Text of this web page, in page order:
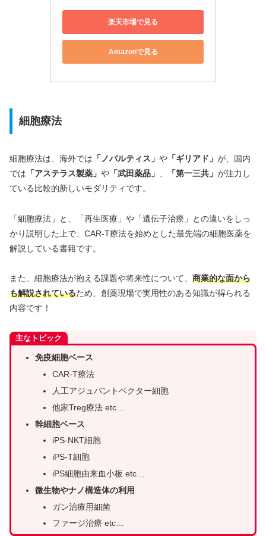
楽天市場で見る
Amazonで見る
細胞療法
細胞療法は、海外では 「ノバルティス」 や 「ギリアド」 が、国内
では 「アステラス製薬」 や 「武田薬品」 、 「第一三共」 が注力し
ている比較的新しいモダリティです。
「細胞療法」と、「再生医療」や「遺伝子治療」との違いをしっ
かり説明した上で、CAR-T療法を始めとした最先端の細胞医薬を
解説している書籍です。
また、細胞療法が抱える課題や将来性について、 商業的な面から
も解説されているため、創薬現場で実用性のある知識が得られる
内容です！
主なトピック
免疫細胞ベース
CAR-T療法
人工アジュバントベクター細胞
他家Treg療法 etc…
幹細胞ベース
iPS-NKT細胞
iPS-T細胞
iPS細胞由来血小板 etc…
微生物やナノ構造体の利用
ガン治療用細菌
ファージ治療 etc…